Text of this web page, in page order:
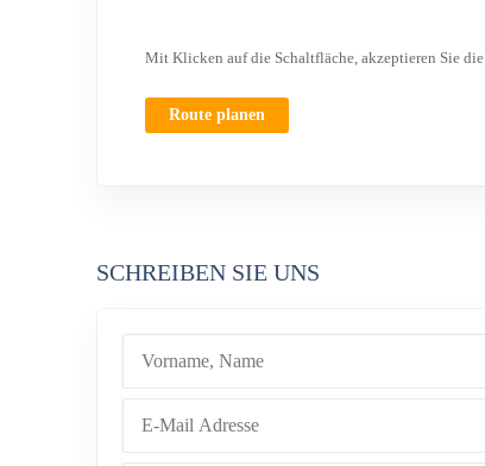
Mit Klicken auf die Schaltfläche, akzeptieren Sie die
Route planen
SCHREIBEN SIE UNS